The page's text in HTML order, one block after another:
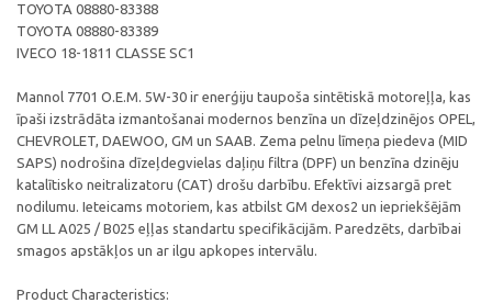
TOYOTA 08880-83388
TOYOTA 08880-83389
IVECO 18-1811 CLASSE SC1
Mannol 7701 O.E.M. 5W-30 ir enerģiju taupoša sintētiskā motoreļļa, kas
īpaši izstrādāta izmantošanai modernos benzīna un dīzeļdzinējos OPEL,
CHEVROLET, DAEWOO, GM un SAAB. Zema pelnu līmeņa piedeva (MID
SAPS) nodrošina dīzeļdegvielas daļiņu filtra (DPF) un benzīna dzinēju
katalītisko neitralizatoru (CAT) drošu darbību. Efektīvi aizsargā pret
nodilumu. Ieteicams motoriem, kas atbilst GM dexos2 un iepriekšējām
GM LL A025 / B025 eļļas standartu specifikācijām. Paredzēts, darbībai
smagos apstākļos un ar ilgu apkopes intervālu.
Product Characteristics: